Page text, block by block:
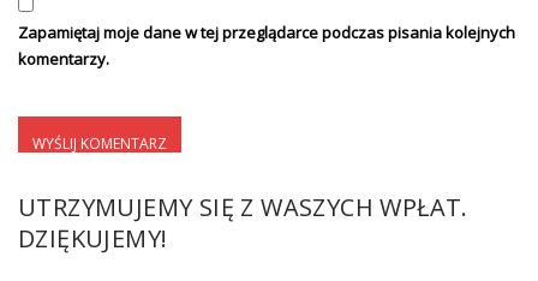
Zapamiętaj moje dane w tej przeglądarce podczas pisania kolejnych
komentarzy.
UTRZYMUJEMY SIĘ Z WASZYCH WPŁAT.
DZIĘKUJEMY!